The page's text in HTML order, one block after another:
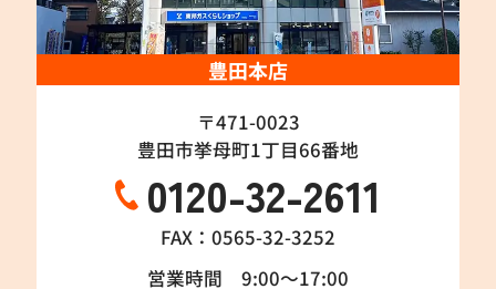
豊田本店
〒471-0023
豊田市挙母町1丁目66番地
0120-32-2611
FAX：0565-32-3252
営業時間 9:00～17:00